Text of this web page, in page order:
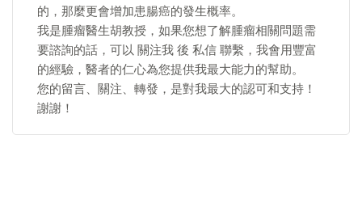
的，那麼更會增加患腸癌的發生概率。
我是腫瘤醫生胡教授，如果您想了解腫瘤相關問題需
要諮詢的話，可以 關注我 後 私信 聯繫，我會用豐富
的經驗，醫者的仁心為您提供我最大能力的幫助。
您的留言、關注、轉發，是對我最大的認可和支持！
謝謝！